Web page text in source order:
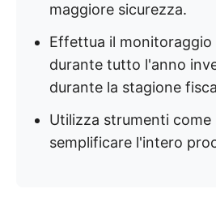
maggiore sicurezza.
Effettua il monitoraggio
durante tutto l'anno
durante la stagione
Utilizza strumenti come
semplificare l'intero